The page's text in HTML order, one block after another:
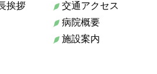
挨拶
交通アクセス
病院概要
施設案内